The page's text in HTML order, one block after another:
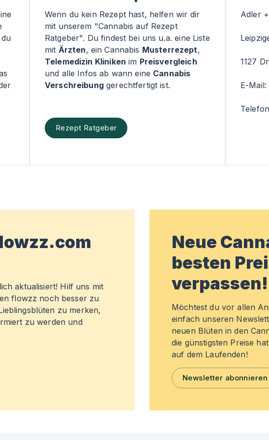
Wenn du kein Rezept hast, helfen wir dir
mit unserem "Cannabis auf Rezept
Ratgeber". Du findest bei uns u.a. eine Liste
mit Ärzten, ein Cannabis Musterrezept,
Telemedizin Kliniken im Preisvergleich
und alle Infos ab wann eine Cannabis
Verschreibunggerechtfertigt ist.
Rezept Ratgeber
Adler
1127
E-Mail:
aktualisiert! Hilf uns mit
flowzz noch besser zu
zu merken,
zu werden und
Neue
besten
verpassen!
Möchtest du vor allen
einfach unseren
neuen Blüten in den
die günstigsten Preise
auf dem Laufenden!
Newsletter abonnieren